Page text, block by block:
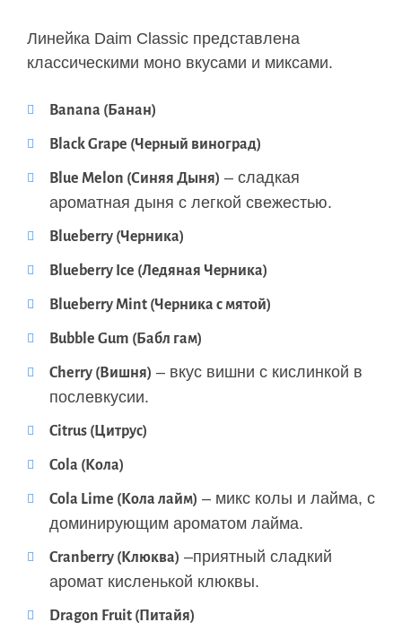
Линейка Daim Classic представлена
классическими моно вкусами и миксами.
Banana (Банан)
Black Grape (Черный виноград)
Blue Melon (Синяя Дыня) – сладкая
ароматная дыня с легкой свежестью.
Blueberry (Черника)
Blueberry Ice (Ледяная Черника)
Blueberry Mint (Черника с мятой)
Bubble Gum (Бабл гам)
Cherry (Вишня) – вкус вишни с кислинкой в
послевкусии.
Citrus (Цитрус)
Cola (Кола)
Cola Lime (Кола лайм) – микс колы и лайма, с
доминирующим ароматом лайма.
Cranberry (Клюква) –приятный сладкий
аромат кисленькой клюквы.
Dragon Fruit (Питайя)